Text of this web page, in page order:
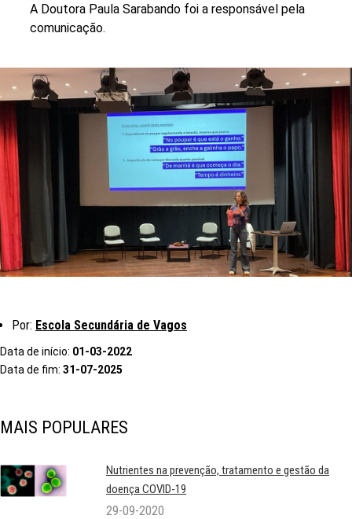
A Doutora Paula Sarabando foi a responsável pela
comunicação.
Por: Escola Secundária de Vagos
Data de início: 01-03-2022
Data de fim: 31-07-2025
MAIS POPULARES
Nutrientes na prevenção, tratamento e gestão da
doença COVID-19
29-09-2020